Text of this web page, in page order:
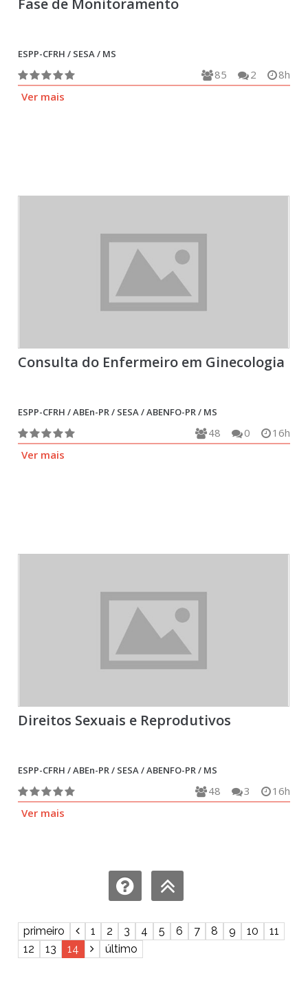
Fase de Monitoramento
ESPP-CFRH / SESA / MS
8h
2
85
Ver mais
Consulta do Enfermeiro em Ginecologia
ESPP-CFRH / ABEn-PR / SESA / ABENFO-PR / MS
16h
0
48
Ver mais
Direitos Sexuais e Reprodutivos
ESPP-CFRH / ABEn-PR / SESA / ABENFO-PR / MS
16h
3
48
Ver mais
primeiro 1 2 3 4 5 6 7 8 9 10
11
12
13 14 último